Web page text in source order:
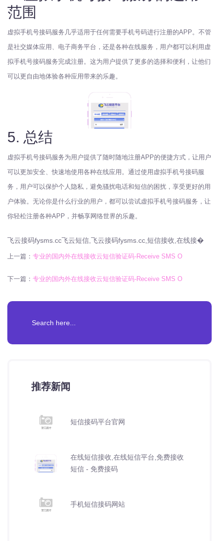
范围
虚拟手机号接码服务几乎适用于任何需要手机号码进行注册的APP。不管
是社交媒体应用、电子商务平台，还是各种在线服务，用户都可以利用虚
拟手机号接码服务完成注册。这为用户提供了更多的选择和便利，让他们
可以更自由地体验各种应用带来的乐趣。
5. 总结
虚拟手机号接码服务为用户提供了随时随地注册APP的便捷方式，让用户
可以更加安全、快速地使用各种在线应用。通过使用虚拟手机号接码服
务，用户可以保护个人隐私，避免骚扰电话和短信的困扰，享受更好的用
户体验。无论你是什么行业的用户，都可以尝试虚拟手机号接码服务，让
你轻松注册各种APP，并畅享网络世界的乐趣。
飞云接码fysms.cc飞云短信,飞云接码fysms.cc,短信接收,在线接�
上一篇： 专业的国内外在线接收云短信验证码-Receive SMS O
下一篇： 专业的国内外在线接收云短信验证码-Receive SMS O
推荐新闻
短信接码平台官网
在线短信接收,在线短信平台,免费接收
短信 - 免费接码
手机短信接码网站